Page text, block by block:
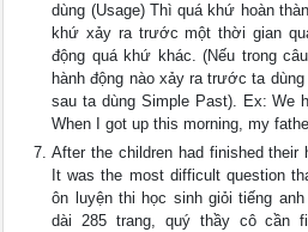
dùng (Usage) Thì quá khứ hoàn
khứ xảy ra trước một thời gian
động quá khứ khác. (Nếu trong
hành động nào xảy ra trước ta
sau ta dùng Simple Past). Ex: We
When I got up this morning, my
After the children had finished their
It was the most difficult question
ôn luyện thi học sinh giỏi tiếng
dài 285 trang, quý thầy cô cần